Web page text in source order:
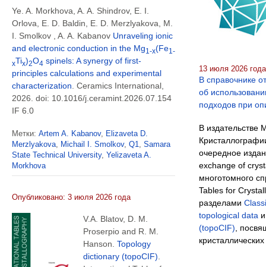
Ye. A. Morkhova, A. A. Shindrov, E. I.
Orlova, E. D. Baldin, E. D. Merzlyakova, M.
I. Smolkov , A. A. Kabanov Unraveling ionic
and electronic conduction in the Mg1-x(Fe1-
xTix)2O4 spinels: A synergy of first-
principles calculations and experimental
characterization . Ceramics International,
2026. doi: 10.1016/j.ceramint.2026.07.154
IF 6.0
Метки: Artem A. Kabanov, Elizaveta D.
Merzlyakova, Michail I. Smolkov, Q1, Samara
State Technical University, Yelizaveta A.
Morkhova
Опубликовано: 3 июля 2026 года
V.A. Blatov, D. M.
Proserpio and R. M.
Hanson. Topology
dictionary (topoCIF)
13 июля 2026 года
В справочнике
об
подходов при
В издательстве
очередное
exchange of
многотомного
Tables for
разделами
topological data
(topoCIF) ,
кристаллических